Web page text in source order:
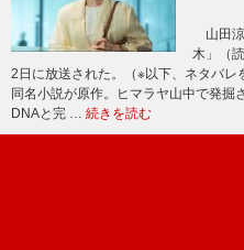
山田涼
木」（
2日に放送された。（※以下、ネタバ
同名小説が原作。ヒマラヤ山中で発
DNAと完 … 続きを読む